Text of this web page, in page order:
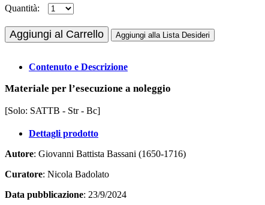
Quantità:
Aggiungi al Carrello Aggiungi alla Lista Desideri
Contenuto e Descrizione
Materiale per l’esecuzione a noleggio
[Solo: SATTB - Str - Bc]
Dettagli prodotto
Autore: Giovanni Battista Bassani (1650-1716)
Curatore: Nicola Badolato
Data pubblicazione: 23/9/2024